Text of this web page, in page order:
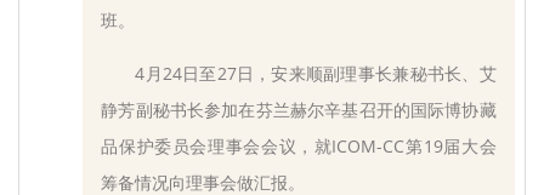
班。
4月24日至27日，安来顺副理事长兼秘书长、艾
静芳副秘书长参加在芬兰赫尔辛基召开的国际博协藏
品保护委员会理事会会议，就ICOM-CC第19届大会
筹备情况向理事会做汇报。